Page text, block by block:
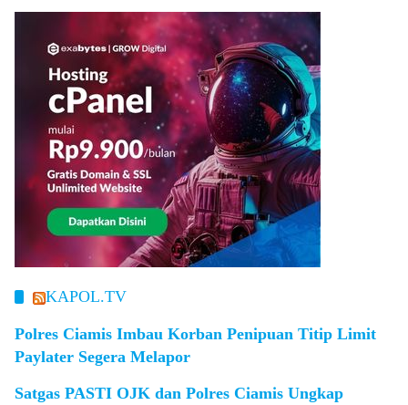
KAPOL.TV
Polres Ciamis Imbau Korban Penipuan Titip Limit
Paylater Segera Melapor
Satgas PASTI OJK dan Polres Ciamis Ungkap